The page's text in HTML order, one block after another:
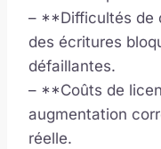
– **Difficultés de
des écritures
défaillantes.
– **Coûts de
augmentation
réelle.